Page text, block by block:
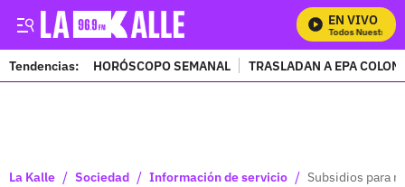
EN VIVO
Mira Todos Nuestros
Tendencias: HORÓSCOPO SEMANAL TRASLADAN A EPA
La Kalle / Sociedad / Información de servicio / Subsidios para